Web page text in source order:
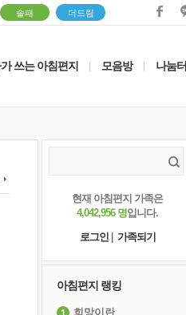
솔패 더드림
쓰는 아침편지 모음방 나눔터
현재 아침편지 가족은
4,042,956 명입니다.
로그인
가족되기
아침편지 랭킹
희망이란